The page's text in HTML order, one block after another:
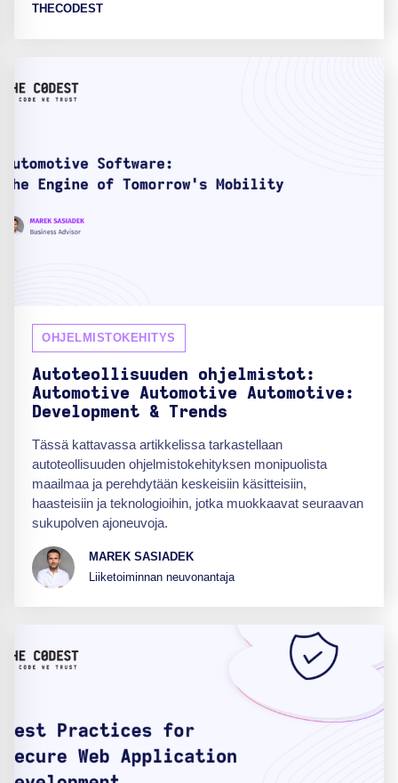
THECODEST
OHJELMISTOKEHITYS
Autoteollisuuden ohjelmistot:
Automotive Automotive Automotive:
Development & Trends
Tässä kattavassa artikkelissa tarkastellaan
autoteollisuuden ohjelmistokehityksen monipuolista
maailmaa ja perehdytään keskeisiin käsitteisiin,
haasteisiin ja teknologioihin, jotka muokkaavat seuraavan
sukupolven ajoneuvoja.
MAREK SASIADEK
Liiketoiminnan neuvonantaja